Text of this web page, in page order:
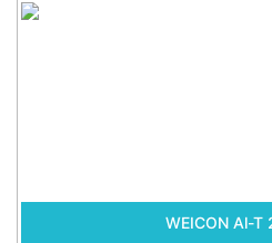
WEICON Al-T